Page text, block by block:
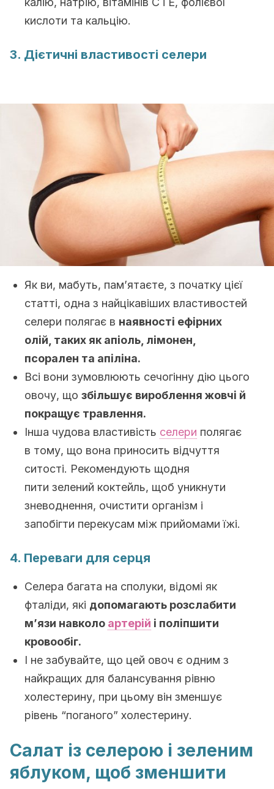
кислоти та кальцію.
3. Дієтичні властивості селери
Як ви, мабуть, пам’ятаєте, з початку цієї
статті, одна з найцікавіших властивостей
селери полягає в наявності ефірних
олій, таких як апіоль, лімонен,
псорален та апіліна.
Всі вони зумовлюють сечогінну дію цього
овочу, що збільшує вироблення жовчі й
покращує травлення.
Інша чудова властивість селери полягає
в тому, що вона приносить відчуття
ситості. Рекомендують щодня
пити зелений коктейль, щоб уникнути
зневоднення, очистити організм і
запобігти перекусам між прийомами їжі.
4. Переваги для серця
Селера багата на сполуки, відомі як
фталіди, які допомагають розслабити
м’язи навколо артерій і поліпшити
кровообіг.
І не забувайте, що цей овоч є одним з
найкращих для балансування рівню
холестерину, при цьому він зменшує
рівень “поганого” холестерину.
Салат із селерою і зеленим
яблуком, щоб зменшити